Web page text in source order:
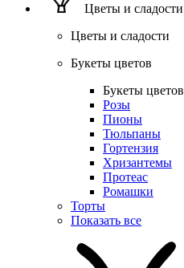
Цветы и сладости
Цветы и сладости
Букеты цветов
Букеты цветов
Розы
Пионы
Тюльпаны
Гортензия
Хризантемы
Протеас
Ромашки
Торты
Показать все